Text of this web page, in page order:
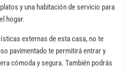
y una habitación de servicio para
hogar.
externas de esta casa, no te
pavimentado te permitirá entrar y
cómoda y segura. También podrás